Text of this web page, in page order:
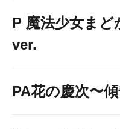
P 魔法少女ま
ver.
PA花の慶次〜